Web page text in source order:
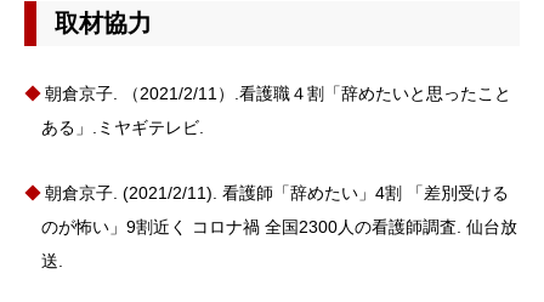
取材協力
朝倉京子. （2021/2/11）.看護職４割「辞めたいと思ったこと
ある」.ミヤギテレビ.
朝倉京子. (2021/2/11). 看護師「辞めたい」4割 「差別受ける
のが怖い」9割近く コロナ禍 全国2300人の看護師調査. 仙台放
送.